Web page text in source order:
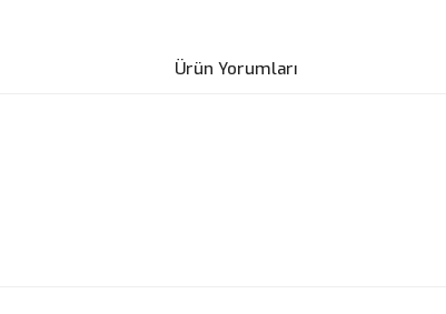
Ürün Yorumları